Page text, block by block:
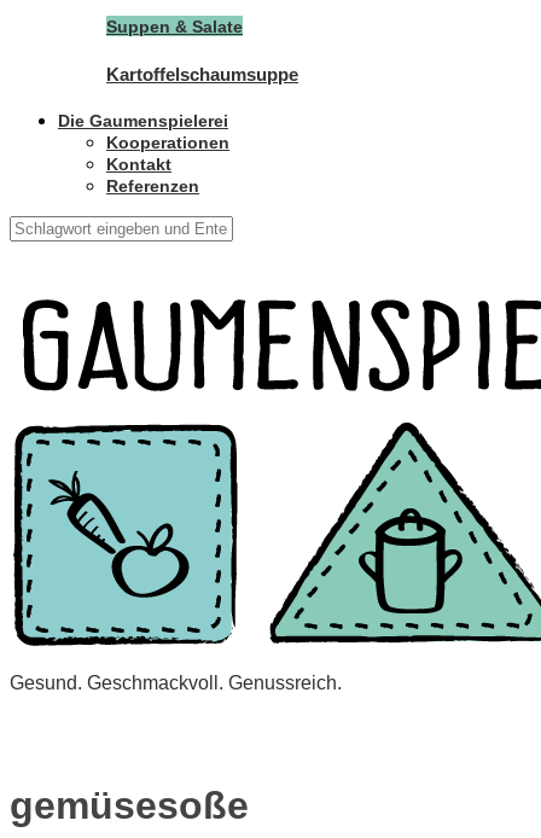
Suppen & Salate
Kartoffelschaumsuppe
Die Gaumenspielerei
Kooperationen
Kontakt
Referenzen
Gesund. Geschmackvoll. Genussreich.
gemüsesoße